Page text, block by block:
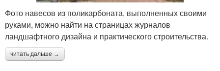
Фото навесов из поликарбоната, выполненных своими
руками, можно найти на страницах журналов
ландшафтного дизайна и практического строительства.
читать дальше →